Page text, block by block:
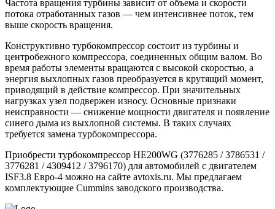
Частота вращения турбины зависит от объема и скорости
потока отработанных газов — чем интенсивнее поток, тем
выше скорость вращения.
Конструктивно турбокомпрессор состоит из турбины и
центробежного компрессора, соединенных общим валом. Во
время работы элементы вращаются с высокой скоростью, а
энергия выхлопных газов преобразуется в крутящий момент,
приводящий в действие компрессор. При значительных
нагрузках узел подвержен износу. Основные признаки
неисправности — снижение мощности двигателя и появление
синего дыма из выхлопной системы. В таких случаях
требуется замена турбокомпрессора.
Приобрести турбокомпрессор HE200WG (3776285 / 3786531 /
3776281 / 4309412 / 3796170) для автомобилей с двигателем
ISF3.8 Евро-4 можно на сайте avtoxis.ru. Мы предлагаем
комплектующие Cummins заводского производства.